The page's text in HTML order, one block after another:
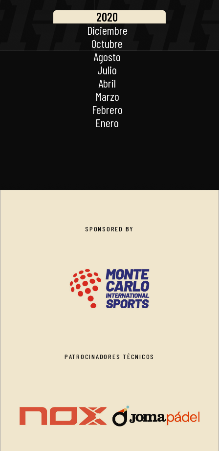
2020
Diciembre
Octubre
Agosto
Julio
Abril
Marzo
Febrero
Enero
SPONSORED BY
PATROCINADORES TÉCNICOS